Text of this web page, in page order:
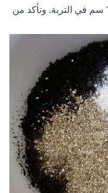
بحجم 1 لتر. غرّس البذور على عمق 1.5 سم في التربة. وتأكد من